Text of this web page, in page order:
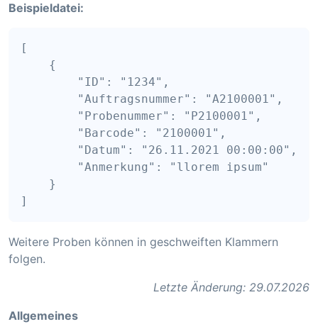
Beispieldatei:
[
Weitere Proben können in geschweiften Klammern
folgen.
Letzte Änderung: 29.07.2026
Allgemeines